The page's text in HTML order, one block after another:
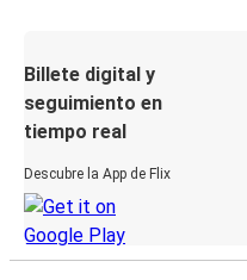
Billete digital y
seguimiento en
tiempo real
Descubre la App de Flix